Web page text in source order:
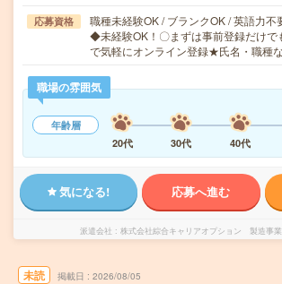
応募資格
職種未経験OK / ブランクOK / 英語力不
◆未経験OK！〇まずは事前登録だけで
で気軽にオンライン登録★氏名・職種
職場の雰囲気
年齢層
20代
30代 40代
気になる! 応募へ進む
派遣会社 株式会社綜合キャリアオプション 製造事業
未読 掲載日 2026/08/05